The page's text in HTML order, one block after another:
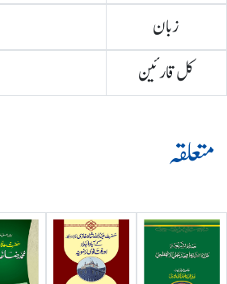
زبان
کل قارئین
متعلقہ